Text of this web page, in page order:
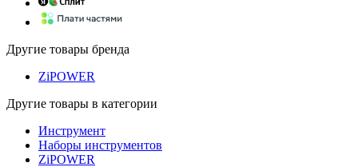
Другие товары бренда
ZiPOWER
Другие товары в категории
Инструмент
Наборы инструментов
ZiPOWER